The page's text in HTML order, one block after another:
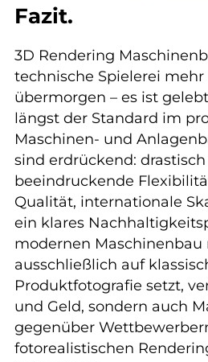
Fazit.
3D Rendering
technische Spielerei
übermorgen – es ist
längst der Standard im
Maschinen- und
sind erdrückend:
beeindruckende
Qualität, internationale
ein klares
modernen Maschinenbau
ausschließlich auf
Produktfotografie setzt,
und Geld, sondern auch
gegenüber
fotorealistischen